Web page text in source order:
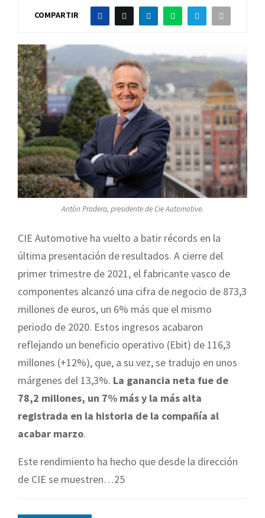
COMPARTIR
Antón Pradera, presidente de Cie Automotive.
CIE Automotive ha vuelto a batir récords en la
última presentación de resultados. A cierre del
primer trimestre de 2021, el fabricante vasco de
componentes alcanzó una cifra de negocio de 873,3
millones de euros, un 6% más que el mismo
periodo de 2020. Estos ingresos acabaron
reflejando un beneficio operativo (Ebit) de 116,3
millones (+12%), que, a su vez, se tradujo en unos
márgenes del 13,3%. La ganancia neta fue de
78,2 millones, un 7% más y la más alta
registrada en la historia de la compañía al
acabar marzo.
Este rendimiento ha hecho que desde la dirección
de CIE se muestren…25